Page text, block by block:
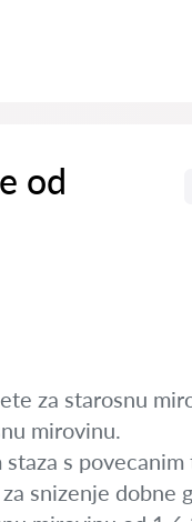
od
za starosnu
mirovinu.
s
snizenje dobne